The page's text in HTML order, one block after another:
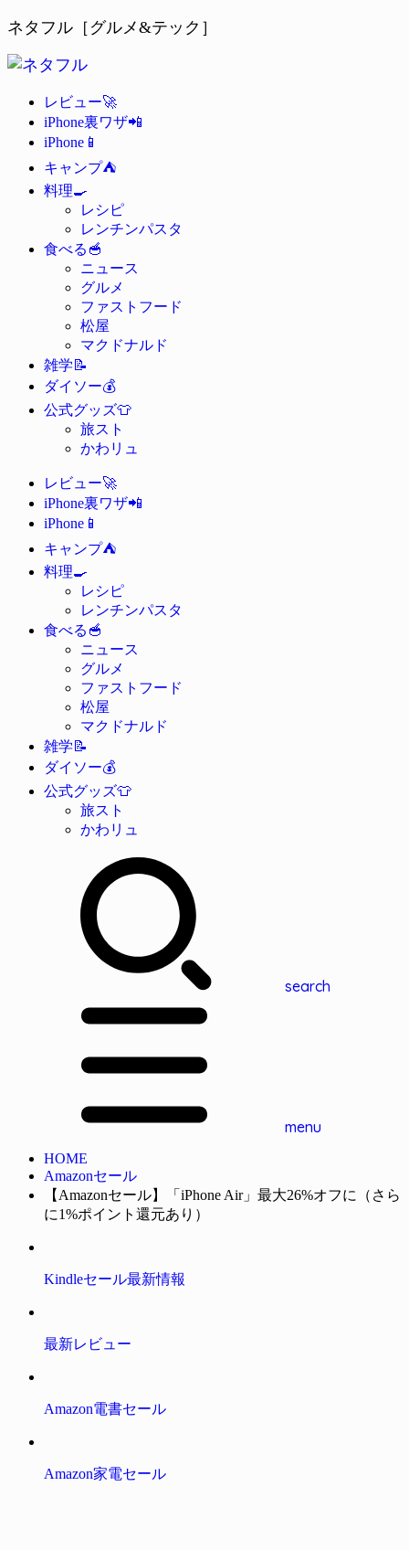
ネタフル［グルメ&テック］
レビュー🚀
iPhone裏ワザ📲
iPhone 📱
キャンプ⛺
料理🍳
レシピ
レンチンパスタ
食べる 🥣
ニュース
グルメ
ファストフード
松屋
マクドナルド
雑学📝
ダイソー💰
公式グッズ👕
旅スト
かわリュ
レビュー🚀
iPhone裏ワザ📲
iPhone 📱
キャンプ⛺
料理🍳
レシピ
レンチンパスタ
食べる 🥣
ニュース
グルメ
ファストフード
松屋
マクドナルド
雑学📝
ダイソー💰
公式グッズ👕
旅スト
かわリュ
search
menu
HOME
Amazonセール
【Amazonセール】「iPhone Air」最大26%オフに（さら
に1%ポイント還元あり）
Kindleセール最新情報
最新レビュー
Amazon電書セール
Amazon家電セール